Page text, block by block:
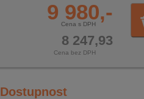
9 980,-
Cena s DPH
8 247,93
Cena bez DPH
Dostupnost